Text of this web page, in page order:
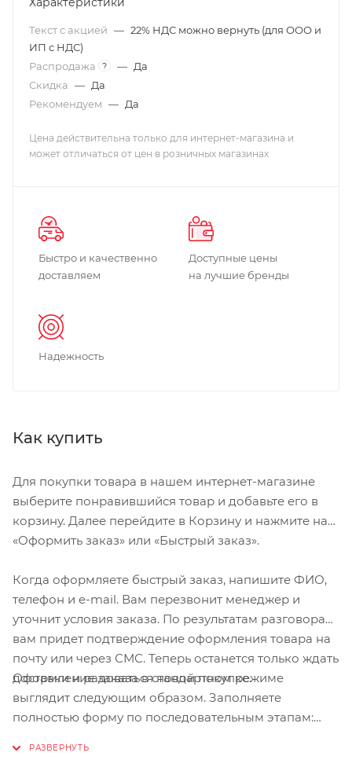
Текст с акцией — 22% НДС можно вернуть (для ООО и
ИП с НДС)
Распродажа
? — Да
Скидка — Да
Рекомендуем — Да
Цена действительна только для интернет-магазина и
может отличаться от цен в розничных магазинах
Быстро и качественно
доставляем
Доступные цены
на лучшие бренды
Надежность
Как купить
Для покупки товара в нашем интернет-магазине
выберите понравившийся товар и добавьте его в
корзину. Далее перейдите в Корзину и нажмите на
«Оформить заказ» или «Быстрый заказ».
Когда оформляете быстрый заказ, напишите ФИО,
телефон и e-mail. Вам перезвонит менеджер и
уточнит условия заказа. По результатам разговора
вам придет подтверждение оформления товара на
почту или через СМС. Теперь останется только ждать
доставки и радоваться новой покупке.
Оформление заказа в стандартном режиме
выглядит следующим образом. Заполняете
полностью форму по последовательным этапам: